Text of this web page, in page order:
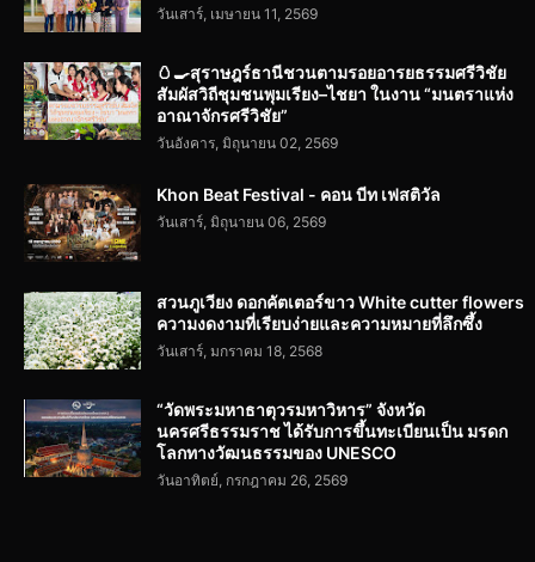
วันเสาร์, เมษายน 11, 2569
🥚🍳สุราษฎร์ธานีชวนตามรอยอารยธรรมศรีวิชัย
สัมผัสวิถีชุมชนพุมเรียง–ไชยา ในงาน “มนตราแห่ง
อาณาจักรศรีวิชัย”
วันอังคาร, มิถุนายน 02, 2569
Khon Beat Festival - คอน บีท เฟสติวัล
วันเสาร์, มิถุนายน 06, 2569
สวนภูเวียง ดอกคัตเตอร์ขาว White cutter flowers
ความงดงามที่เรียบง่ายและความหมายที่ลึกซึ้ง
วันเสาร์, มกราคม 18, 2568
“วัดพระมหาธาตุวรมหาวิหาร” จังหวัด
นครศรีธรรมราช ได้รับการขึ้นทะเบียนเป็น มรดก
โลกทางวัฒนธรรมของ UNESCO
วันอาทิตย์, กรกฎาคม 26, 2569